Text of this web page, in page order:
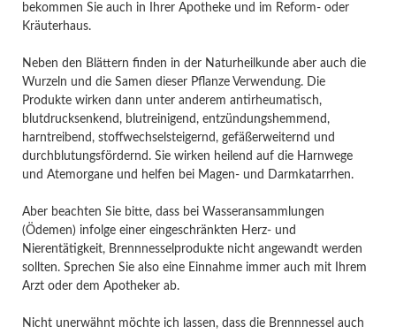
bekommen Sie auch in Ihrer Apotheke und im Reform- oder
Kräuterhaus.
Neben den Blättern finden in der Naturheilkunde aber auch die
Wurzeln und die Samen dieser Pflanze Verwendung. Die
Produkte wirken dann unter anderem antirheumatisch,
blutdrucksenkend, blutreinigend, entzündungshemmend,
harntreibend, stoffwechselsteigernd, gefäßerweiternd und
durchblutungsfördernd. Sie wirken heilend auf die Harnwege
und Atemorgane und helfen bei Magen- und Darmkatarrhen.
Aber beachten Sie bitte, dass bei Wasseransammlungen
(Ödemen) infolge einer eingeschränkten Herz- und
Nierentätigkeit, Brennnesselprodukte nicht angewandt werden
sollten. Sprechen Sie also eine Einnahme immer auch mit Ihrem
Arzt oder dem Apotheker ab.
Nicht unerwähnt möchte ich lassen, dass die Brennnessel auch